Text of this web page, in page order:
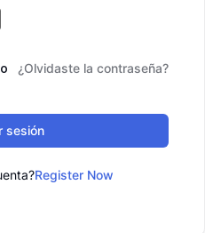
¿Olvidaste la contraseña?
sesión
Register Now